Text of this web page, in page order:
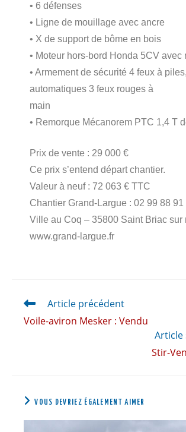
• 6 défenses
• Ligne de mouillage avec ancre
• X de support de bôme en bois
• Moteur hors-bord Honda 5CV avec
• Armement de sécurité 4 feux à
automatiques 3 feux rouges à
main
• Remorque Mécanorem PTC 1,4 T
Prix de vente : 29 000 €
Ce prix s’entend départ chantier.
Valeur à neuf : 72 063 € TTC
Chantier Grand-Largue : 02 99 88 91
Ville au Coq – 35800 Saint Briac sur
www.grand-largue.fr
Article précédent
Voile-aviron Mesker : Vendu
Article
Stir-
VOUS DEVRIEZ ÉGALEMENT AIMER